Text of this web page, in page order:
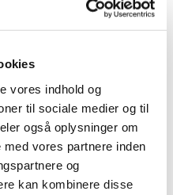
vores indhold og
til sociale medier og til
også oplysninger om
vores partnere inden
og
kan kombinere disse